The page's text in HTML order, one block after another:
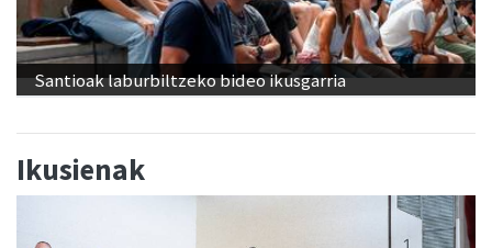
Santioak laburbiltzeko bideo ikusgarria
Ikusienak